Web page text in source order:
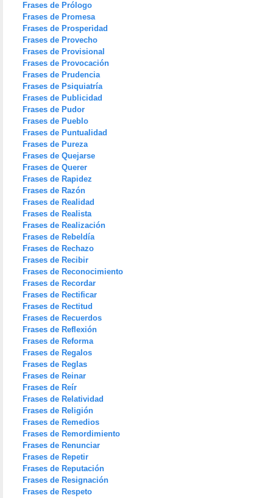
Frases de Prólogo
Frases de Promesa
Frases de Prosperidad
Frases de Provecho
Frases de Provisional
Frases de Provocación
Frases de Prudencia
Frases de Psiquiatría
Frases de Publicidad
Frases de Pudor
Frases de Pueblo
Frases de Puntualidad
Frases de Pureza
Frases de Quejarse
Frases de Querer
Frases de Rapidez
Frases de Razón
Frases de Realidad
Frases de Realista
Frases de Realización
Frases de Rebeldía
Frases de Rechazo
Frases de Recibir
Frases de Reconocimiento
Frases de Recordar
Frases de Rectificar
Frases de Rectitud
Frases de Recuerdos
Frases de Reflexión
Frases de Reforma
Frases de Regalos
Frases de Reglas
Frases de Reinar
Frases de Reír
Frases de Relatividad
Frases de Religión
Frases de Remedios
Frases de Remordimiento
Frases de Renunciar
Frases de Repetir
Frases de Reputación
Frases de Resignación
Frases de Respeto